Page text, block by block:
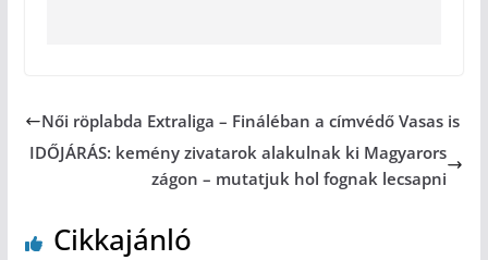
Női röplabda Extraliga – Fináléban a címvédő Vasas is
IDŐJÁRÁS: kemény zivatarok alakulnak ki Magyarors
zágon – mutatjuk hol fognak lecsapni
Cikkajánló